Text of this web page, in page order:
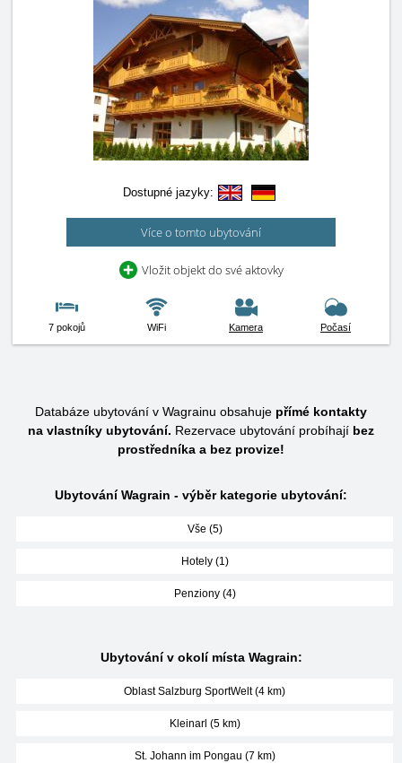
Dostupné jazyky:
Více o tomto ubytování
Vložit objekt do své aktovky
7 pokojů WiFi Kamera Počasí
Databáze ubytování v Wagrainu obsahuje přímé kontakty
na vlastníky ubytování. Rezervace ubytování probíhají bez
prostředníka a bez provize!
Ubytování Wagrain - výběr kategorie ubytování:
Vše (5)
Hotely (1)
Penziony (4)
Ubytování v okolí místa Wagrain:
Oblast Salzburg SportWelt (4 km)
Kleinarl (5 km)
St. Johann im Pongau (7 km)